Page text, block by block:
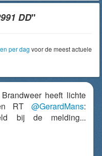
DD"
per dag voor de meest actuele
heeft lichte
RT @GerardMans:
bij de melding...